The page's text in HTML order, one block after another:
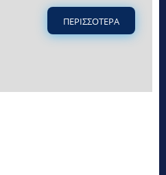
ΠΕΡΙΣΣΟΤΕΡΑ